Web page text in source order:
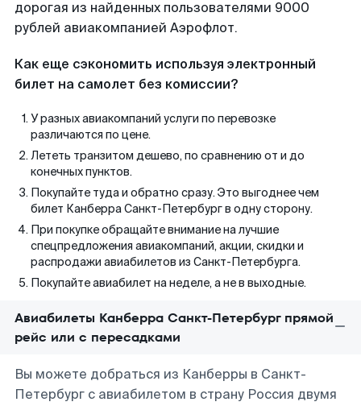
дорогая из найденных пользователями 9000
рублей авиакомпанией Аэрофлот.
Как еще сэкономить используя электронный
билет на самолет без комиссии?
У разных авиакомпаний услуги по перевозке
различаются по цене.
Лететь транзитом дешево, по сравнению от и до
конечных пунктов.
Покупайте туда и обратно сразу. Это выгоднее чем
билет Канберра Санкт-Петербург в одну сторону.
При покупке обращайте внимание на лучшие
спецпредложения авиакомпаний, акции, скидки и
распродажи авиабилетов из Санкт-Петербурга.
Покупайте авиабилет на неделе, а не в выходные.
Авиабилеты Канберра Санкт-Петербург прямой
рейс или с пересадками
Вы можете добраться из Канберры в Санкт-
Петербург с авиабилетом в страну Россия двумя